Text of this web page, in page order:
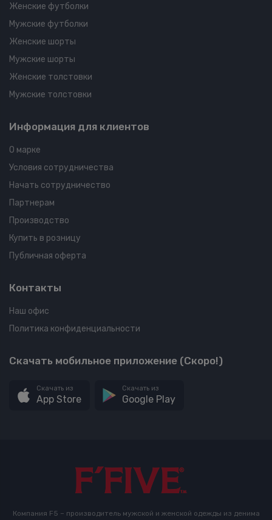
Женские футболки
Мужские футболки
Женские шорты
Мужские шорты
Женские толстовки
Мужские толстовки
Информация для клиентов
О марке
Условия сотрудничества
Начать сотрудничество
Партнерам
Производство
Купить в розницу
Публичная оферта
Контакты
Наш офис
Политика конфиденциальности
Скачать мобильное приложение (Скоро!)
Скачать из
App Store
Скачать из
Google Play
Компания F5 – производитель мужской и женской одежды из денима